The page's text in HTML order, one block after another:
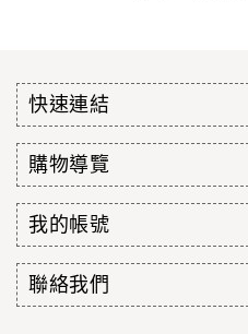
快速連結
購物導覽
我的帳號
聯絡我們